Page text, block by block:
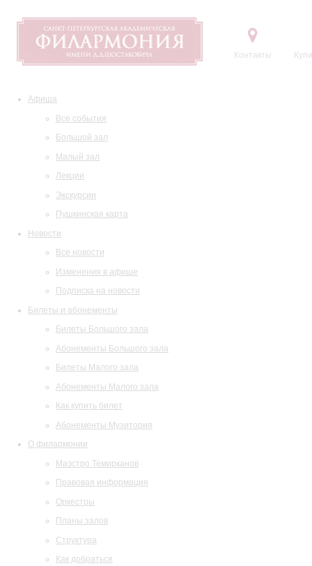
Контакты
Афиша
Все события
Большой зал
Малый зал
Лекции
Экскурсии
Пушкинская карта
Новости
Все новости
Изменения в афише
Подписка на новости
Билеты и абонементы
Билеты Большого зала
Абонементы Большого зала
Билеты Малого зала
Абонементы Малого зала
Как купить билет
Абонементы Музитория
О филармонии
Маэстро Темирканов
Правовая информация
Оркестры
Планы залов
Структура
Как добраться